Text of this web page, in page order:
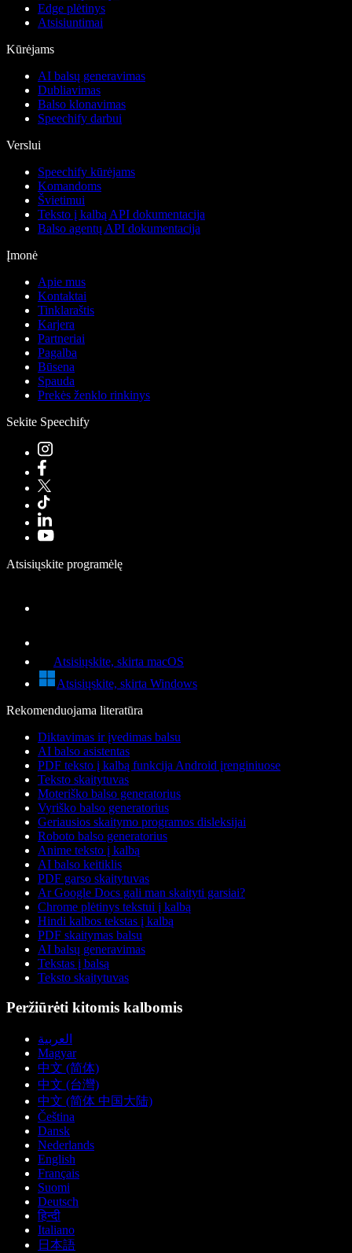
Edge plėtinys
Atsisiuntimai
Kūrėjams
AI balsų generavimas
Dubliavimas
Balso klonavimas
Speechify darbui
Verslui
Speechify kūrėjams
Komandoms
Švietimui
Teksto į kalbą API dokumentacija
Balso agentų API dokumentacija
Įmonė
Apie mus
Kontaktai
Tinklaraštis
Karjera
Partneriai
Pagalba
Būsena
Spauda
Prekės ženklo rinkinys
Sekite Speechify
Atsisiųskite programėlę
Atsisiųskite, skirta macOS
Atsisiųskite, skirta Windows
Rekomenduojama literatūra
Diktavimas ir įvedimas balsu
AI balso asistentas
PDF teksto į kalbą funkcija Android įrenginiuose
Teksto skaitytuvas
Moteriško balso generatorius
Vyriško balso generatorius
Geriausios skaitymo programos disleksijai
Roboto balso generatorius
Anime teksto į kalbą
AI balso keitiklis
PDF garso skaitytuvas
Ar Google Docs gali man skaityti garsiai?
Chrome plėtinys tekstui į kalbą
Hindi kalbos tekstas į kalbą
PDF skaitymas balsu
AI balsų generavimas
Tekstas į balsą
Teksto skaitytuvas
Peržiūrėti kitomis kalbomis
العربية
Magyar
中文 (简体)
中文 (台灣)
中文 (简体 中国大陆)
Čeština
Dansk
Nederlands
English
Français
Suomi
Deutsch
हिन्दी
Italiano
日本語